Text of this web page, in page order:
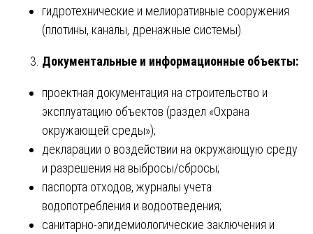
гидротехнические и мелиоративные сооружения
(плотины, каналы, дренажные системы).
Документальные и информационные объекты:
проектная документация на строительство и
эксплуатацию объектов (раздел «Охрана
окружающей среды»);
декларации о воздействии на окружающую среду
и разрешения на выбросы/сбросы;
паспорта отходов, журналы учета
водопотребления и водоотведения;
санитарно-эпидемиологические заключения и